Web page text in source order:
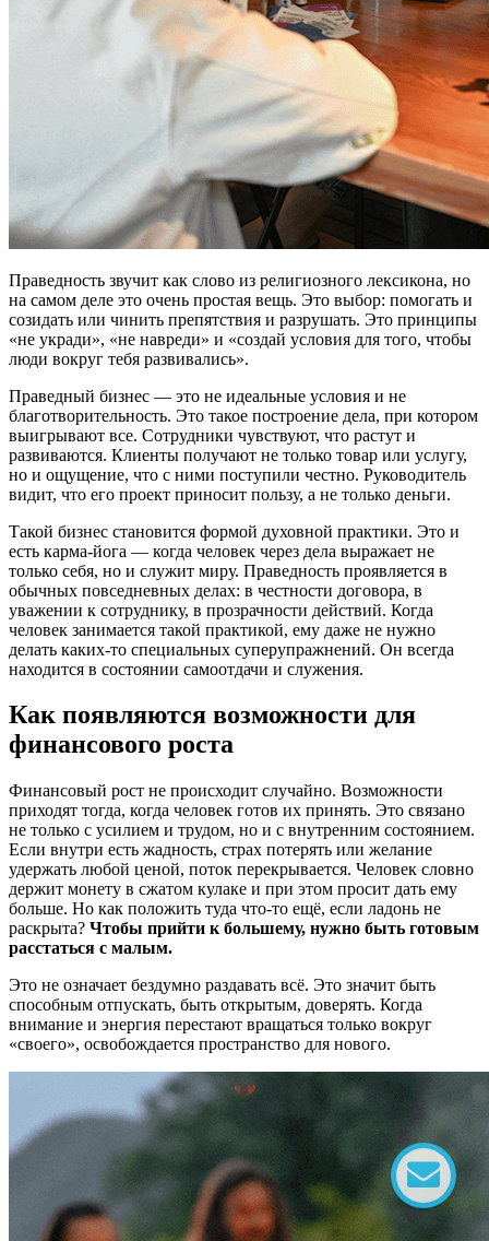
Праведность звучит как слово из религиозного лексикона, но
на самом деле это очень простая вещь. Это выбор: помогать и
созидать или чинить препятствия и разрушать. Это принципы
«не укради», «не навреди» и «создай условия для того, чтобы
люди вокруг тебя развивались».
Праведный бизнес — это не идеальные условия и не
благотворительность. Это такое построение дела, при котором
выигрывают все. Сотрудники чувствуют, что растут и
развиваются. Клиенты получают не только товар или услугу,
но и ощущение, что с ними поступили честно. Руководитель
видит, что его проект приносит пользу, а не только деньги.
Такой бизнес становится формой духовной практики. Это и
есть карма-йога — когда человек через дела выражает не
только себя, но и служит миру. Праведность проявляется в
обычных повседневных делах: в честности договора, в
уважении к сотруднику, в прозрачности действий. Когда
человек занимается такой практикой, ему даже не нужно
делать каких-то специальных суперупражнений. Он всегда
находится в состоянии самоотдачи и служения.
Как появляются возможности для
финансового роста
Финансовый рост не происходит случайно. Возможности
приходят тогда, когда человек готов их принять. Это связано
не только с усилием и трудом, но и с внутренним состоянием.
Если внутри есть жадность, страх потерять или желание
удержать любой ценой, поток перекрывается. Человек словно
держит монету в сжатом кулаке и при этом просит дать ему
больше. Но как положить туда что-то ещё, если ладонь не
раскрыта? Чтобы прийти к большему, нужно быть готовым
расстаться с малым.
Это не означает бездумно раздавать всё. Это значит быть
способным отпускать, быть открытым, доверять. Когда
внимание и энергия перестают вращаться только вокруг
«своего», освобождается пространство для нового.